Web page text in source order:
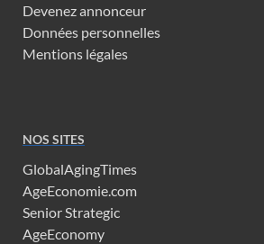
Devenez annonceur
Données personnelles
Mentions légales
NOS SITES
GlobalAgingTimes
AgeEconomie.com
Senior Strategic
AgeEconomy